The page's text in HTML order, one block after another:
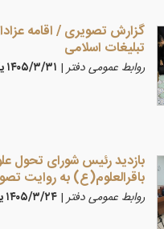
گزارش تصویری / اقامه
تبلیغات اسلامی
روابط عمومی دفتر| ۱۴۰۵/۳/۳۱ يكشنبه
بازدید رئیس شورای تحول
باقرالعلوم(ع) به روایت
روابط عمومی دفتر| ۱۴۰۵/۳/۲۴ يكشنبه